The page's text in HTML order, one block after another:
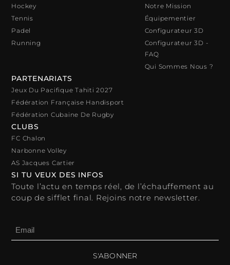
Hockey
Tennis
Padel
Running
Notre Mission
Équipementier
Configurateur 3D
Configurateur 3D -
FAQ
Qui Sommes Nous ?
PARTENARIATS
Jeux Du Pacifique Tahiti 2027
Fédération Française Handisport
Fédération Cubaine De Rugby
CLUBS
FC Chalon
Narbonne Volley
AS Jacques Cartier
SI TU VEUX DES INFOS
Toute l’actu en temps réel, de l’échauffement au
coup de sifflet final. Rejoins notre newsletter.
S'ABONNER